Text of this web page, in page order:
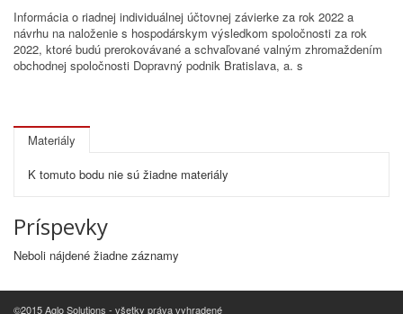
Informácia o riadnej individuálnej účtovnej závierke za rok 2022 a
návrhu na naloženie s hospodárskym výsledkom spoločnosti za rok
2022, ktoré budú prerokovávané a schvaľované valným zhromaždením
obchodnej spoločnosti Dopravný podnik Bratislava, a. s
Materiály
K tomuto bodu nie sú žiadne materiály
Príspevky
Neboli nájdené žiadne záznamy
©2015 Aglo Solutions - všetky práva vyhradené